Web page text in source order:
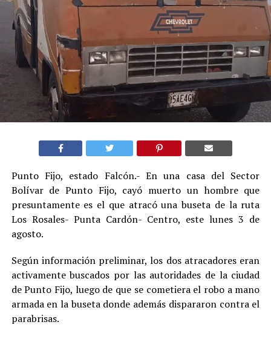
Punto Fijo, estado Falcón.- En una casa del Sector
Bolívar de Punto Fijo, cayó muerto un hombre que
presuntamente es el que atracó una buseta de la ruta
Los Rosales- Punta Cardón- Centro, este lunes 3 de
agosto.
Según información preliminar, los dos atracadores eran
activamente buscados por las autoridades de la ciudad
de Punto Fijo, luego de que se cometiera el robo a mano
armada en la buseta donde además dispararon contra el
parabrisas.